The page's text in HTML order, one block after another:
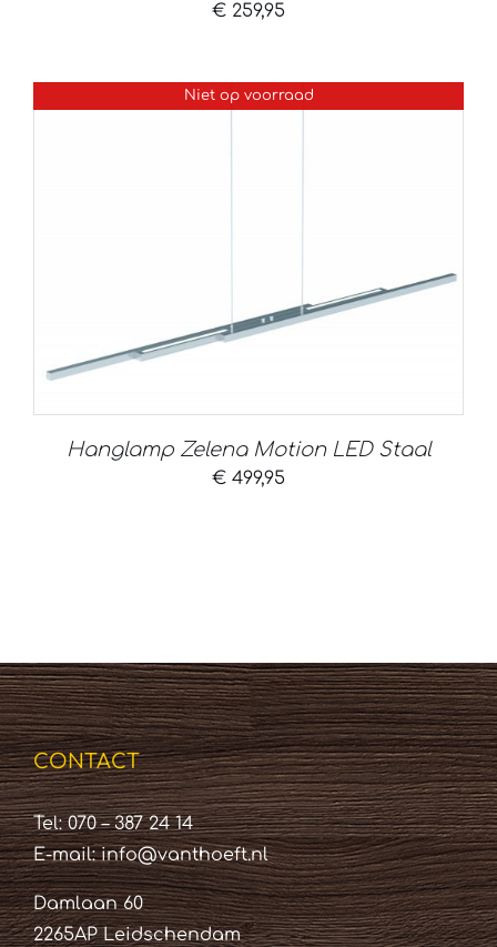
€ 259,95
Niet op voorraad
Hanglamp Zelena Motion LED Staal
€ 499,95
CONTACT
Tel: 070 – 387 24 14
E-mail:info@vanthoeft.nl
Damlaan 60
2265AP Leidschendam